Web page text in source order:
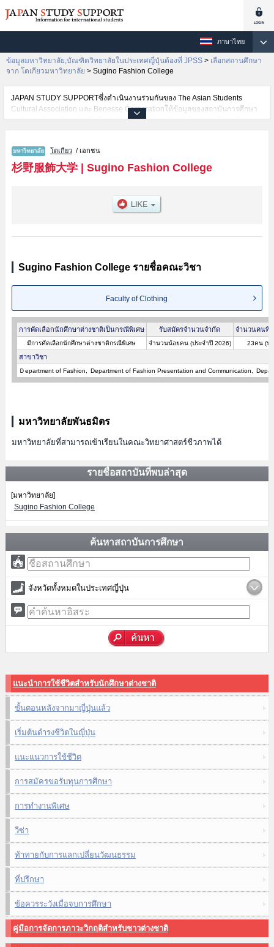
ภาษาไทย
ข้อมูลมหาวิทยาลัย,บัณฑิตวิทยาลัยในประเทศญี่ปุ่นต้องที่ JPSS > เลือกสถานศึกษา
จาก โตเกียวมหาวิทยาลัย > Sugino Fashion College
JAPAN STUDY SUPPORTซึ่งดำเนินงานร่วมกันของ The Asian Students
Cultural Association และ Benesse Corporationให้ข้อมูลของสถาบันการศึกษา
ระดับมหาวิทยาลัย・บัณฑิตวิทยาลัย・วิทยาลัยระดับอนุปริญญา・วิทยาลัย
ต่างชาติเช่นข้อมูลของแต่ละคณะ,ข้อมูลการสอบคัดเลือกเข้าศึกษาเช่นจำนวนคน
ที่รับสมัครหรือจำนวนคนที่ผ่านการสอบคัดเลือกเป็นต้น,แนะนำสถานที่,การเดิน
ทางเป็นต้นไว้ด้วยดังนั้นขอเชิญใช้บริการค้นหาข้อมูลตามอัธยาศัย
โตเกียว / เอกชน
杉野服飾大学| Sugino Fashion College
Sugino Fashion College รายชื่อคณะวิชา
Faculty of Clothing
การคัดเลือกนักศึกษาต่างชาติเป็นกรณีพิเศษ รับสมัครจำนวนจำกัด จำนวนคนที่
มีการคัดเลือกนักศึกษาต่างชาติกรณีพิเศษ จำนวนน้อยคน (ประจำปี 2026) 23คน (ป
สาขาวิชา
Ｄepartment of Fashion Department of Fashion Presentation and Communication
มหาวิทยาลัยพันธมิตร
มหาวิทยาลัยที่สามารถเข้าเรียนในคณะวิทยาศาสตร์ชีวภาพได้
รายชื่อสถาบันที่พบล่าสุด
[มหาวิทยาลัย]
Sugino Fashion College
ค้นหาสถาบันการศึกษา
จังหวัดทั้งหมดในประเทศญี่ปุ่น
แนะนำการใช้ชีวิตสำหรับนักศึกษาต่างชาติ
ขั้นตอนหลังจากมาญี่ปุ่นแล้ว
เริ่มต้นดำรงชีวิตในญี่ปุ่น
แนะแนวการใช้ชีวิต
การสมัครขอรับทุนการศึกษา
การทำงานพิเศษ
วีซ่า
ท้าทายกับการแลกเปลี่ยนวัฒนธรรม
ที่ปรึกษา
ข้อควรระวังเมื่อจบการศึกษา
คู่มือการจัดการภาวะวิกฤติสำหรับชาวต่างชาติ